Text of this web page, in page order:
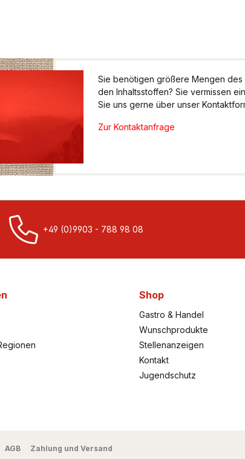
Sie benötigen größere Mengen
den Inhaltsstoffen? Sie vermissen
Sie uns gerne über unser
Zur Kontaktanfrage
+49 (0)9903 - 788 98 08
Shop
Gastro & Handel
Wunschprodukte
Stellenanzeigen
Kontakt
Jugendschutz
AGB Zahlung und Versand